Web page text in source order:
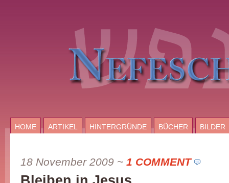
HOME ARTIKEL HINTERGRÜNDE BÜCHER BILDER
18 November 2009 ~ 1 COMMENT